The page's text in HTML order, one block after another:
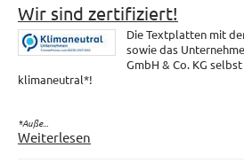
Wir sind zertifiziert!
Die Textplatten mit
sowie das
GmbH & Co. KG
klimaneutral*!
*Auße...
Weiterlesen